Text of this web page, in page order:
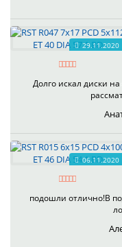
29.11.2020
Долго искал диски
06.11.2020
подошли отлично!В